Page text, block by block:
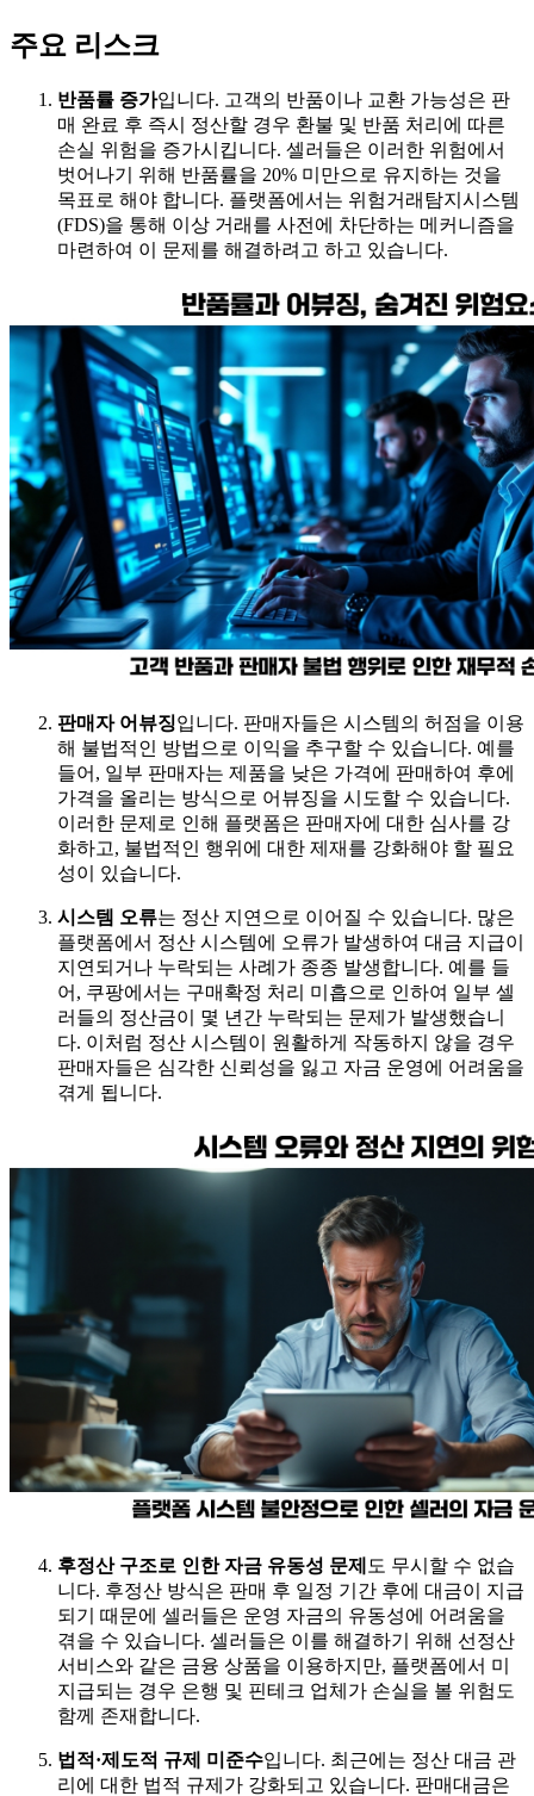
주요 리스크
반품률 증가입니다. 고객의 반품이나 교환 가능성은 판
매 완료 후 즉시 정산할 경우 환불 및 반품 처리에 따른
손실 위험을 증가시킵니다. 셀러들은 이러한 위험에서
벗어나기 위해 반품률을 20% 미만으로 유지하는 것을
목표로 해야 합니다. 플랫폼에서는 위험거래탐지시스템
(FDS)을 통해 이상 거래를 사전에 차단하는 메커니즘을
마련하여 이 문제를 해결하려고 하고 있습니다.
판매자 어뷰징입니다. 판매자들은 시스템의 허점을 이용
해 불법적인 방법으로 이익을 추구할 수 있습니다. 예를
들어, 일부 판매자는 제품을 낮은 가격에 판매하여 후에
가격을 올리는 방식으로 어뷰징을 시도할 수 있습니다.
이러한 문제로 인해 플랫폼은 판매자에 대한 심사를 강
화하고, 불법적인 행위에 대한 제재를 강화해야 할 필요
성이 있습니다.
시스템 오류는 정산 지연으로 이어질 수 있습니다. 많은
플랫폼에서 정산 시스템에 오류가 발생하여 대금 지급이
지연되거나 누락되는 사례가 종종 발생합니다. 예를 들
어, 쿠팡에서는 구매확정 처리 미흡으로 인하여 일부 셀
러들의 정산금이 몇 년간 누락되는 문제가 발생했습니
다. 이처럼 정산 시스템이 원활하게 작동하지 않을 경우
판매자들은 심각한 신뢰성을 잃고 자금 운영에 어려움을
겪게 됩니다.
후정산 구조로 인한 자금 유동성 문제 도 무시할 수 없습
니다. 후정산 방식은 판매 후 일정 기간 후에 대금이 지급
되기 때문에 셀러들은 운영 자금의 유동성에 어려움을
겪을 수 있습니다. 셀러들은 이를 해결하기 위해 선정산
서비스와 같은 금융 상품을 이용하지만, 플랫폼에서 미
지급되는 경우 은행 및 핀테크 업체가 손실을 볼 위험도
함께 존재합니다.
법적·제도적 규제 미준수입니다. 최근에는 정산 대금 관
리에 대한 법적 규제가 강화되고 있습니다. 판매대금은